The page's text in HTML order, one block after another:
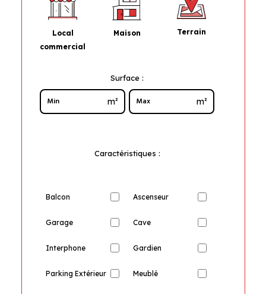
Local
commercial
Maison Terrain
Surface :
m² m²
Caractéristiques :
Ascenseur
Balcon
Cave
Garage
Gardien
Interphone
Meublé
Parking Extérieur